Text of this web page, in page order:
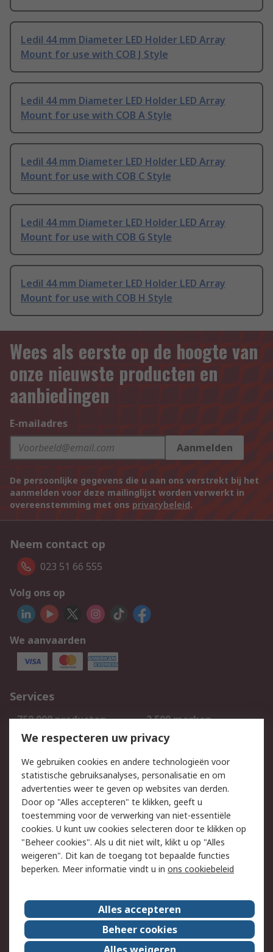
Ledil 44 mm Diameter LED Holder LED Array
Mount for use with COB J Style
Ledil 44 mm Diameter LED Holder LED Array
Mount for use with COB A Style
Ledil 44 mm Diameter LED Holder LED Array
Mount for use with COB C Style
Ledil 44 mm Diameter LED Holder LED Array
Mount for use with COB G Style
Ledil 44 mm Diameter LED Holder LED Array
Mount for use with COB H Style
Wees als eerste op de hoogte van
onze nieuwste producten en
aanbiedingen
E-mailadres
Aanmelden
De persoonlijke gegevens die u aan ons verstrekt bij het
aanmelden voor deze mailinglijst worden verwerkt in
overeenstemming met ons privacybeleid.
Neem contact op
023 51 66 555
Volg ons op
We aanvaarden
Services
750.000 producten
2.500 merken
Bestellen
Inkoopoplossingen
Track & Trace
Wettelijk
Cookiebeleid
Email veiligheid
Privacybeleid
Websitevoorwaarden
Algemene
verkoopvoorwaarden
Over RS
RS Group
Over ons
RS wereldwijd
Werken bij RS
We respecteren uw privacy
We gebruiken cookies en andere technologieën voor
statistische gebruiksanalyses, personalisatie en om
advertenties weer te geven op websites van derden.
Door op "Alles accepteren" te klikken, geeft u
toestemming voor de verwerking van niet-essentiële
cookies. U kunt uw cookies selecteren door te klikken op
"Beheer cookies". Als u dit niet wilt, klikt u op "Alles
weigeren". Dit kan de toegang tot bepaalde functies
beperken. Meer informatie vindt u in ons cookiebeleid
Alles accepteren
Beheer cookies